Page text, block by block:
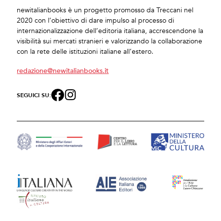
newitalianbooks è un progetto promosso da Treccani nel
2020 con l’obiettivo di dare impulso al processo di
internazionalizzazione dell’editoria italiana, accrescendone la
visibilità sui mercati stranieri e valorizzando la collaborazione
con la rete delle istituzioni italiane all’estero.
redazione@newitalianbooks.it
SEGUICI SU: